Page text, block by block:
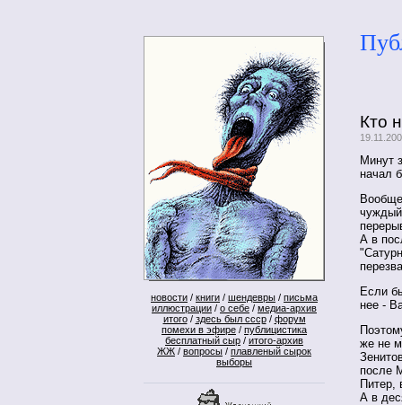
новости / книги / шендевры / письма
иллюстрации / о себе / медиа-архив
итого/ здесь был ссср/ форум
помехи в эфире / публицистика
бесплатный сыр / итого-архив
ЖЖ / вопросы / плавленый сырок
выборы
Кто
Минут
начал
А в
Если
нее -
же не
после
Питер,
А в